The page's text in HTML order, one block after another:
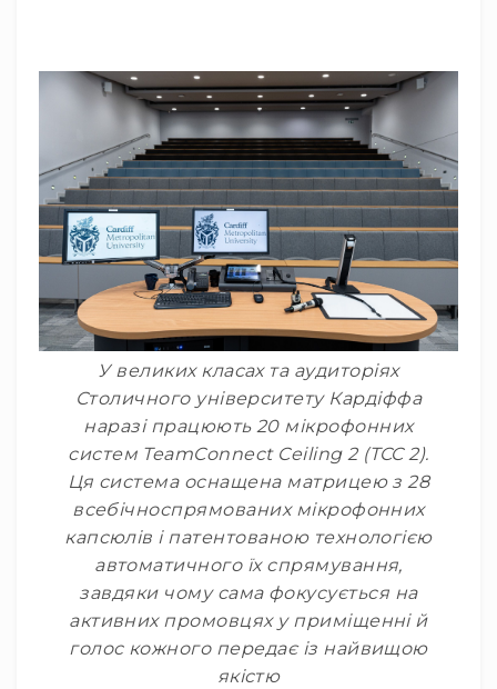
та
комплектуючі
Мікрофони
Студійні
Вокальні
Інструментальні
USB-
мікрофони
Конференційні
Петличні
З
оголов'ям
Накамерні
Для
мобільних
пристроїв
Всі
мікрофони
Мікрофонне
підсилення
Аксесуари
та
У великих класах та аудиторіях
Столичного університету Кардіффа
наразі працюють 20 мікрофонних
систем TeamConnect Ceiling 2 (TCC 2).
Ця система оснащена матрицею з 28
всебічноспрямованих мікрофонних
капсюлів і патентованою технологією
автоматичного їх спрямування,
завдяки чому сама фокусується на
активних промовцях у приміщенні й
голос кожного передає із найвищою
якістю